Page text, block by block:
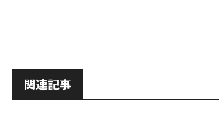
関連記事